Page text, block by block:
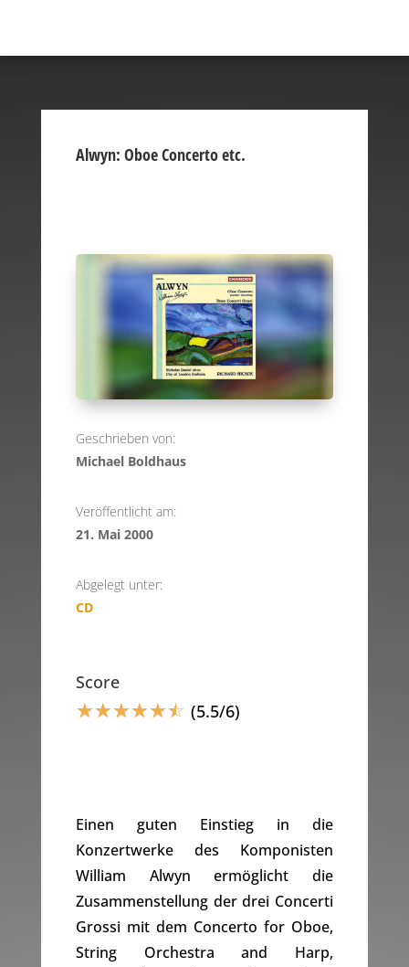
Alwyn: Oboe Concerto etc.
Geschrieben von:
Michael Boldhaus
Veröffentlicht am:
21. Mai 2000
Abgelegt unter:
CD
Score
☆☆☆☆☆☆ (5.5/6)
Einen guten Einstieg in die
Konzertwerke des Komponisten
William Alwyn ermöglicht die
Zusammenstellung der drei Concerti
Grossi mit dem Concerto for Oboe,
String Orchestra and Harp,